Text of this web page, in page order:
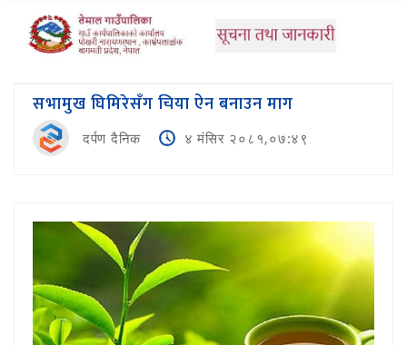
सभामुख घिमिरेसँग चिया ऐन बनाउन माग
दर्पण दैनिक ४ मंसिर २०८१,०७:४९